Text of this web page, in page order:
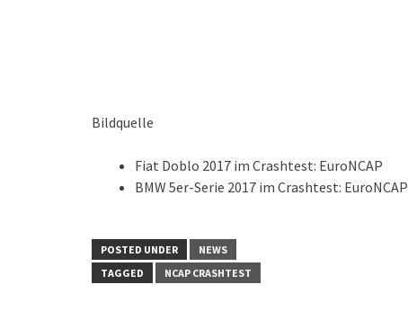
Bildquelle
Fiat Doblo 2017 im Crashtest: EuroNCAP
BMW 5er-Serie 2017 im Crashtest: EuroNCAP
POSTED UNDER
NEWS
TAGGED
NCAP CRASHTEST